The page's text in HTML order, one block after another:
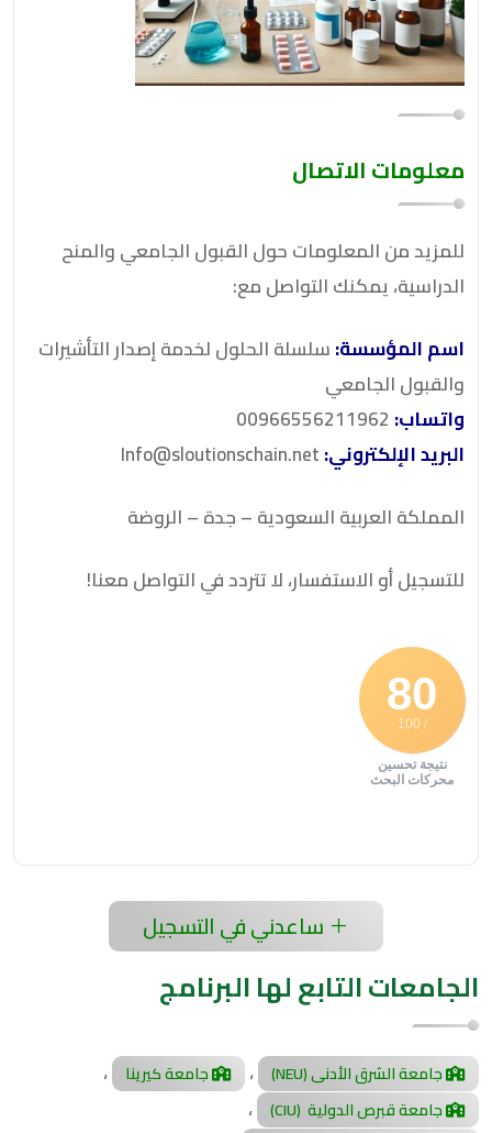
معلومات الاتصال
للمزيد من المعلومات حول القبول الجامعي والمنح
الدراسية، يمكنك التواصل مع:
اسم المؤسسة:سلسلة الحلول لخدمة إصدار التأشيرات
والقبول الجامعي
واتساب: 00966556211962
البريد الإلكتروني:
المملكة العربية السعودية – جدة – الروضة
للتسجيل أو الاستفسار، لا تتردد في التواصل معنا!
80
/ 100
نتيجة تحسين
محركات البحث
ساعدني في التسجيل
الجامعات التابع لها البرنامج
جامعة الشرق الأدنى (NEU) ، جامعة كيرينا ،
جامعة قبرص الدولية (CIU) ،